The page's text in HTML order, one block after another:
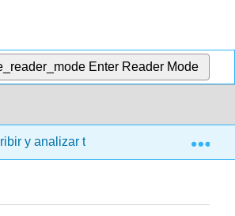
Enter Reader Mode
y analizar textos en la universidad